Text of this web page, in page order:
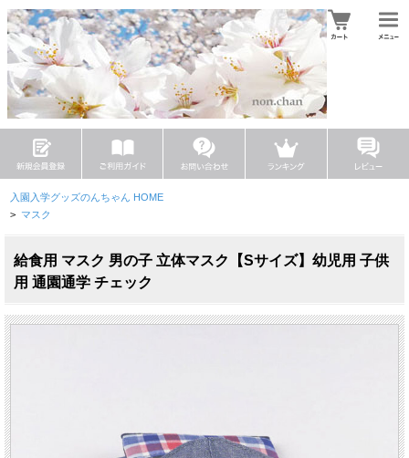
入園入学グッズのんちゃん HOME
> マスク
給食用 マスク 男の子 立体マスク【Sサイズ】幼児用 子供
用 通園通学 チェック